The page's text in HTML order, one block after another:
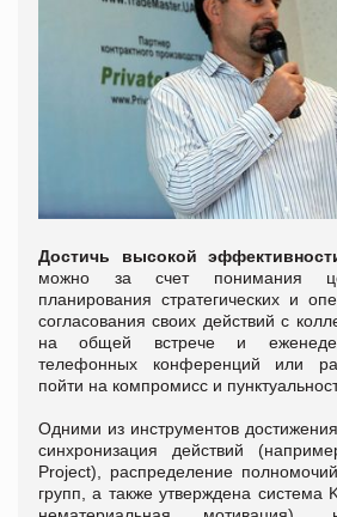
Достичь высокой
можно за счет понимания
планирования стратегических и
согласования своих действий с
на общей встрече и
телефонных конференций или
пойти на компромисс и
Одними из инструментов
синхронизация действий
Project), распределение
групп, а также утверждена система